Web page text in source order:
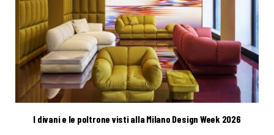
I divani e le poltrone visti alla Milano Design Week 2026